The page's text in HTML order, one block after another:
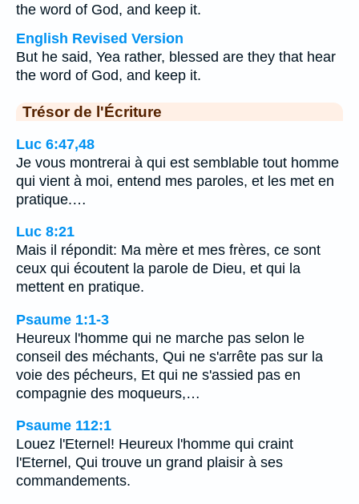
the word of God, and keep it.
English Revised Version
But he said, Yea rather, blessed are they that hear
the word of God, and keep it.
Trésor de l'Écriture
Luc 6:47,48
Je vous montrerai à qui est semblable tout homme
qui vient à moi, entend mes paroles, et les met en
pratique.…
Luc 8:21
Mais il répondit: Ma mère et mes frères, ce sont
ceux qui écoutent la parole de Dieu, et qui la
mettent en pratique.
Psaume 1:1-3
Heureux l'homme qui ne marche pas selon le
conseil des méchants, Qui ne s'arrête pas sur la
voie des pécheurs, Et qui ne s'assied pas en
compagnie des moqueurs,…
Psaume 112:1
Louez l'Eternel! Heureux l'homme qui craint
l'Eternel, Qui trouve un grand plaisir à ses
commandements.